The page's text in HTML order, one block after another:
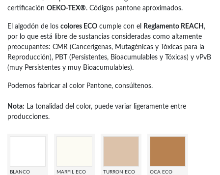
certificación OEKO-TEX®. Códigos pantone aproximados.
El algodón de los colores ECO cumple con el Reglamento REACH ,
por lo que está libre de sustancias consideradas como altamente
preocupantes: CMR (Cancerígenas, Mutagénicas y Tóxicas para la
Reproducción), PBT (Persistentes, Bioacumulables y Tóxicas) y vPvB
(muy Persistentes y muy Bioacumulables).
Podemos fabricar al color Pantone, consúltenos.
Nota: La tonalidad del color, puede variar ligeramente entre
producciones.
BLANCO MARFIL ECO TURRON ECO OCA ECO